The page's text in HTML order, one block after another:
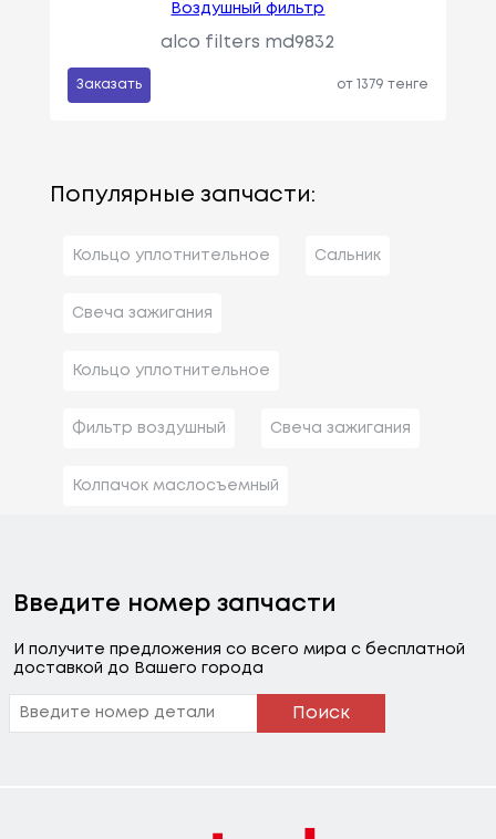
Воздушный фильтр
alco filters md9832
Заказать от 1379 тенге
Популярные запчасти:
Кольцо уплотнительное Сальник
Свеча зажигания
Кольцо уплотнительное
Фильтр воздушный Свеча зажигания
Колпачок маслосъемный
Введите номер запчасти
И получите предложения со всего мира с бесплатной
доставкой до Вашего города
Поиск